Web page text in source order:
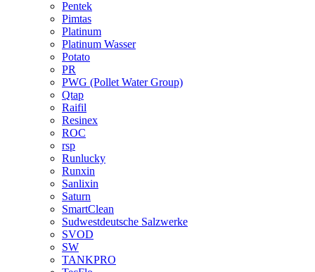
Pentek
Pimtas
Platinum
Platinum Wasser
Potato
PR
PWG (Pollet Water Group)
Qtap
Raifil
Resinex
ROC
rsp
Runlucky
Runxin
Sanlixin
Saturn
SmartClean
Sudwestdeutsche Salzwerke
SVOD
SW
TANKPRO